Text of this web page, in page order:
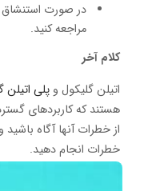
در صورت استنشاق
مراجعه کنید.
کلام آخر
اتیلن گلیکول و پلی اتیلن
هستند که کاربردهای
از خطرات آنها آگاه
خطرات انجام دهید.